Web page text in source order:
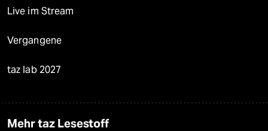
Live im Stream
Vergangene
taz lab 2027
Mehr taz Lesestoff